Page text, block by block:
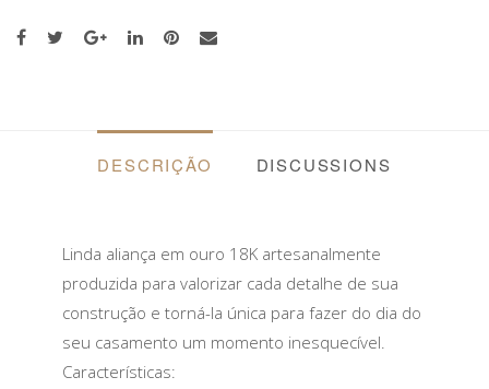
18K
DESCRIÇÃO DISCUSSIONS
Linda aliança em ouro 18K artesanalmente
produzida para valorizar cada detalhe de sua
construção e torná-la única para fazer do dia do
seu casamento um momento inesquecível.
Características: